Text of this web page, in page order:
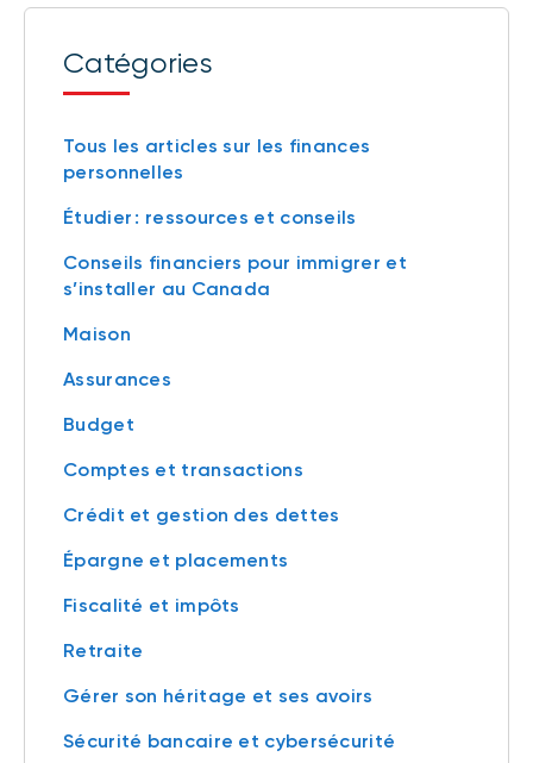
Catégories
Tous les articles sur les finances
personnelles
Étudier : ressources et conseils
Conseils financiers pour immigrer et
s’installer au Canada
Maison
Assurances
Budget
Comptes et transactions
Crédit et gestion des dettes
Épargne et placements
Fiscalité et impôts
Retraite
Gérer son héritage et ses avoirs
Sécurité bancaire et cybersécurité